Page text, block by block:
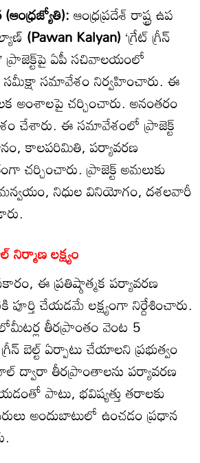
ఆంధ్రప్రదేశ్ రాష్ట్ర ఉప
(Pawan Kalyan) ‘గ్రేట్ గ్రీన్
ప్రాజెక్ట్‌పై ఏపీ సచివాలయంలో
సమావేశం నిర్వహించారు. ఈ
అంశాలపై చర్చించారు. అనంతరం
చేశారు. ఈ సమావేశంలో ప్రాజెక్ట్
కాలపరిమితి, పర్యావరణ
చర్చించారు. ప్రాజెక్ట్ అమలుకు
నిధుల వినియోగం, దశలవారీ
లక్ష్యం
ఈ ప్రతిష్ఠాత్మక పర్యావరణ
పూర్తి చేయడమే లక్ష్యంగా నిర్దేశించారు.
తీరప్రాంతం వెంట 5
బెల్ట్ ఏర్పాటు చేయాలని ప్రభుత్వం
ద్వారా తీరప్రాంతాలను పర్యావరణ
పాటు, భవిష్యత్తు తరాలకు
అందుబాటులో ఉంచడం ప్రధాన